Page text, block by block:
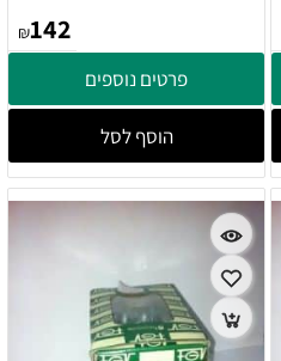
₪142
פרטים נוספים
הוסף לסל